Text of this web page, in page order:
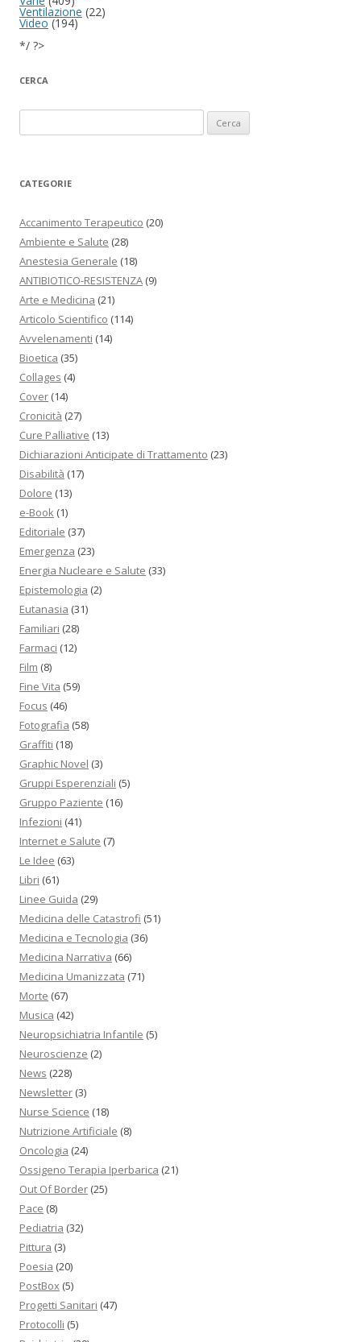
Ventilazione (22)
Video(194)
*/ ?>
CERCA
CATEGORIE
Accanimento Terapeutico (20)
Ambiente e Salute (28)
Anestesia Generale (18)
ANTIBIOTICO-RESISTENZA (9)
Arte e Medicina (21)
Articolo Scientifico (114)
Avvelenamenti (14)
Bioetica (35)
Collages (4)
Cover (14)
Cronicità (27)
Cure Palliative (13)
Dichiarazioni Anticipate di Trattamento (23)
Disabilità (17)
Dolore (13)
e-Book (1)
Editoriale (37)
Emergenza (23)
Energia Nucleare e Salute (33)
Epistemologia (2)
Eutanasia (31)
Familiari (28)
Farmaci (12)
Film (8)
Fine Vita (59)
Focus (46)
Fotografia (58)
Graffiti (18)
Graphic Novel (3)
Gruppi Esperenziali (5)
Gruppo Paziente (16)
Infezioni (41)
Internet e Salute (7)
Le Idee (63)
Libri (61)
Linee Guida (29)
Medicina delle Catastrofi (51)
Medicina e Tecnologia (36)
Medicina Narrativa (66)
Medicina Umanizzata (71)
Morte (67)
Musica (42)
Neuropsichiatria Infantile (5)
Neuroscienze (2)
News (228)
Newsletter (3)
Nurse Science (18)
Nutrizione Artificiale (8)
Oncologia (24)
Ossigeno Terapia Iperbarica (21)
Out Of Border (25)
Pace (8)
Pediatria (32)
Pittura (3)
Poesia (20)
PostBox (5)
Progetti Sanitari (47)
Protocolli (5)